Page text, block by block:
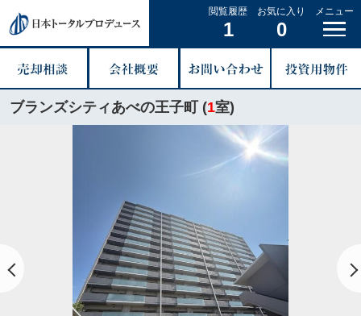
閲覧履歴
1
お気に入り
0
メニュー
ブランズシティあべの王子町 (1室)